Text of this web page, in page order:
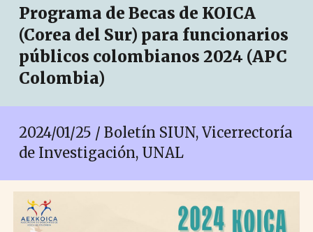
Programa de Becas de KOICA
(Corea del Sur) para funcionarios
públicos colombianos 2024 (APC
Colombia)
2024/01/25 / Boletín SIUN, Vicerrectoría
de Investigación, UNAL